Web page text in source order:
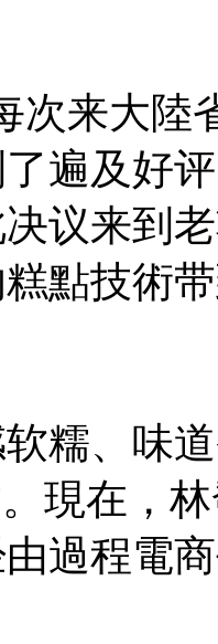
次来大陸
遍及好
议来到
點技術
糯、味
現在，
過程電